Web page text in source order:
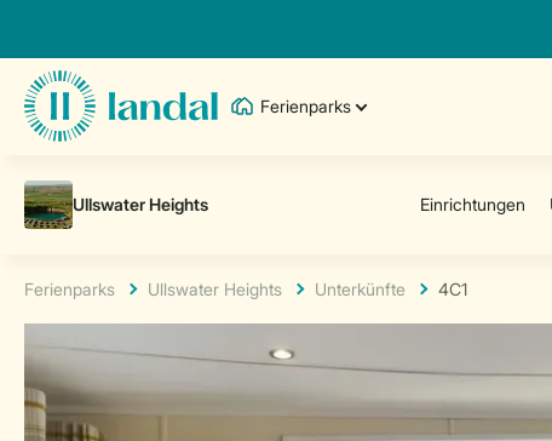
Ferienparks
Ferienparks Ullswater Heights Unterkünfte 4C1